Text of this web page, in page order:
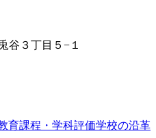
谷３丁目５−１
育課程・学科評価学校の沿革